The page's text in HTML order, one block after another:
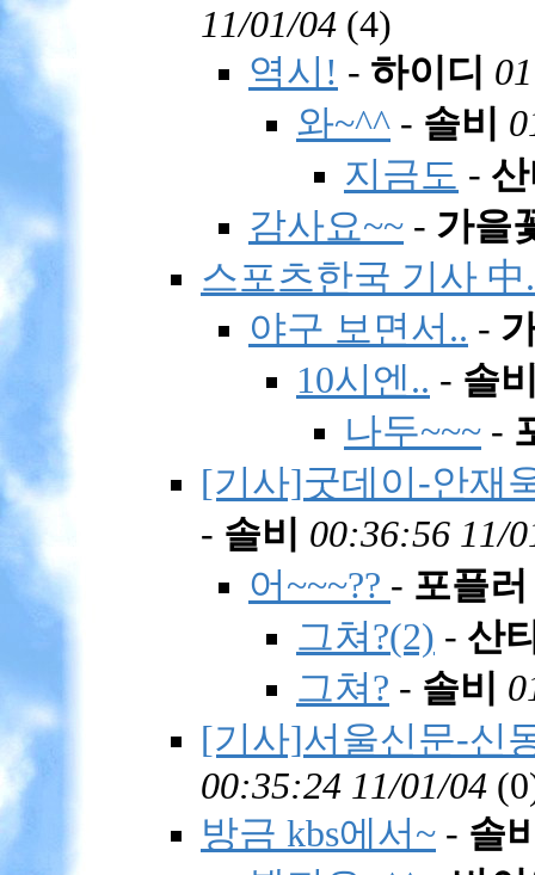
11/01/04 (4)
역시! - 하이디
와~^^ - 솔비
지금도 -
감사요~~ - 가을
스포츠한국 기사 中
야구 보면서.. -
10시엔.. - 솔
나두~~~ -
[기사]굿데이-안재
- 솔비
00:36:56 11/
어~~~?? - 포플러
그쳐?(2) - 산
그쳐? - 솔비
[기사]서울신문-신
00:35:24 11/01/04 (
방금 kbs에서~ - 솔